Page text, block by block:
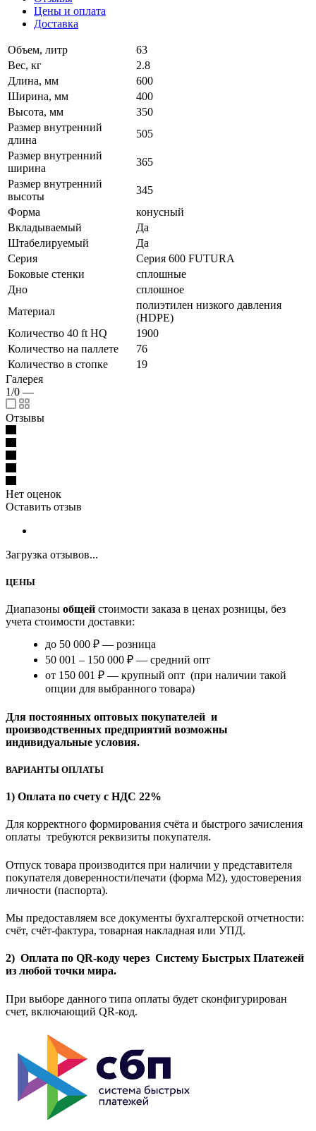
Цены и оплата
Доставка
Объем, литр
63
Вес, кг
2.8
Длина, мм
600
Ширина, мм
400
Высота, мм
350
Размер внутренний
длина
505
Размер внутренний
ширина
365
Размер внутренний
высоты
345
Форма
конусный
Вкладываемый
Да
Штабелируемый
Да
Серия
Серия 600 FUTURA
Боковые стенки
сплошные
Дно
сплошное
Материал
полиэтилен низкого давления
(HDPE)
Количество 40 ft HQ
1900
Количество на паллете
76
Количество в стопке
19
Галерея
1/0 —
Отзывы
Нет оценок
Оставить отзыв
Загрузка отзывов...
ЦЕНЫ
Диапазоны общей стоимости заказа в ценах розницы, без
учета стоимости доставки:
до 50 000 ₽ — розница
50 001 – 150 000 ₽ — средний опт
от 150 001 ₽ — крупный опт (при наличии такой
опции для выбранного товара)
Для постоянных оптовых покупателей и
производственных предприятий возможны
индивидуальные условия.
ВАРИАНТЫ ОПЛАТЫ
1) Оплата по счету с НДС 22%
Для корректного формирования счёта и быстрого зачисления
оплаты требуются реквизиты покупателя.
Отпуск товара производится при наличии у представителя
покупателя доверенности/печати (форма M2), удостоверения
личности (паспорта).
Мы предоставляем все документы бухгалтерской отчетности:
счёт, счёт-фактура, товарная накладная или УПД.
2) Оплата по QR-коду через Систему Быстрых Платежей
из любой точки мира.
При выборе данного типа оплаты будет сконфигурирован
счет, включающий QR-код.